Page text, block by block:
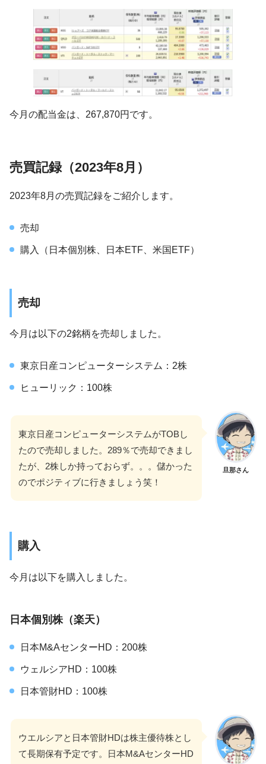
今月の配当金は、267,870円です。
売買記録（2023年8月）
2023年8月の売買記録をご紹介します。
売却
購入（日本個別株、日本ETF、米国ETF）
売却
今月は以下の2銘柄を売却しました。
東京日産コンピューターシステム：2株
ヒューリック：100株
旦那さん
東京日産コンピューターシステムがTOBし
たので売却しました。289％で売却できまし
たが、2株しか持っておらず。。。儲かった
のでポジティブに行きましょう笑！
購入
今月は以下を購入しました。
日本個別株（楽天）
日本M&AセンターHD：200株
ウェルシアHD：100株
日本管財HD：100株
ウエルシアと日本管財HDは株主優待株とし
て長期保有予定です。日本M&AセンターHD